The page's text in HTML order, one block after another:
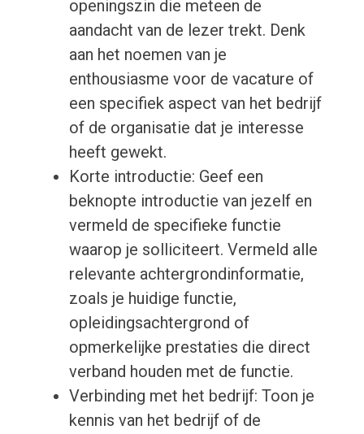
openingszin die meteen de
aandacht van de lezer trekt. Denk
aan het noemen van je
enthousiasme voor de vacature of
een specifiek aspect van het bedrijf
of de organisatie dat je interesse
heeft gewekt.
Korte introductie: Geef een
beknopte introductie van jezelf en
vermeld de specifieke functie
waarop je solliciteert. Vermeld alle
relevante achtergrondinformatie,
zoals je huidige functie,
opleidingsachtergrond of
opmerkelijke prestaties die direct
verband houden met de functie.
Verbinding met het bedrijf: Toon je
kennis van het bedrijf of de